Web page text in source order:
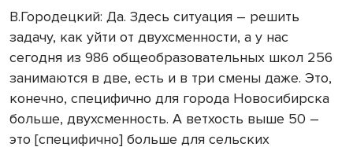
В.Городецкий: Да. Здесь ситуация – решить
задачу, как уйти от двухсменности, а у нас
сегодня из 986 общеобразовательных школ 256
занимаются в две, есть и в три смены даже. Это,
конечно, специфично для города Новосибирска
больше, двухсменность. А ветхость выше 50 –
это [специфично] больше для сельских